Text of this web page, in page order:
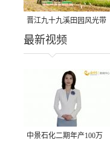
晋江九十九溪田园风光带
千亩早稻迎来成熟收割季
最新视频
中景石化二期年产100万